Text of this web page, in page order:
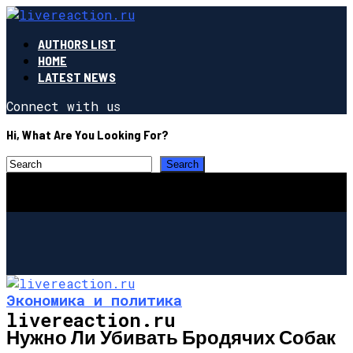
AUTHORS LIST
HOME
LATEST NEWS
Connect with us
Hi, What Are You Looking For?
livereaction.ru
Экономика и политика
Нужно Ли Убивать Бродячих Собак